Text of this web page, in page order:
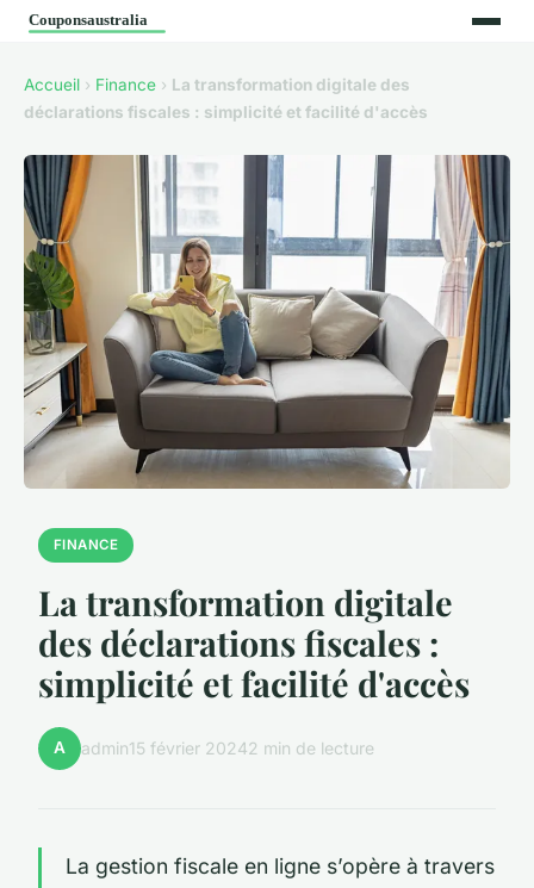
Accueil › Finance › La transformation digitale des
déclarations fiscales : simplicité et facilité d'accès
FINANCE
La transformation digitale
des déclarations fiscales :
simplicité et facilité d'accès
A admin15 février 20242 min de lecture
La gestion fiscale en ligne s’opère à travers